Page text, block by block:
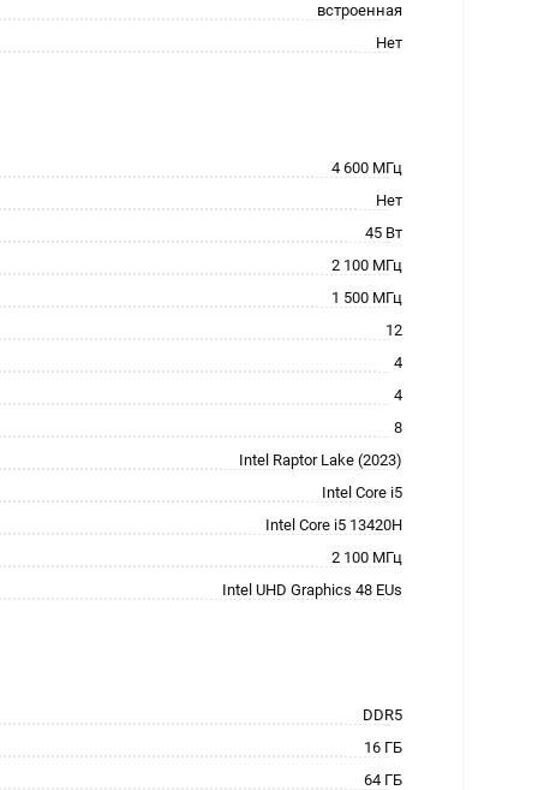
встроенная
Нет
4 600 МГц
Нет
45 Вт
2 100 МГц
1 500 МГц
12
4
4
8
Intel Raptor Lake (2023)
Intel Core i5
Intel Core i5 13420H
2 100 МГц
Intel UHD Graphics 48 EUs
DDR5
16 ГБ
64 ГБ